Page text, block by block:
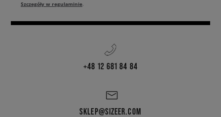
Szczegóły w regulaminie.
+48 12 681 84 84
SKLEP@SIZEER.COM